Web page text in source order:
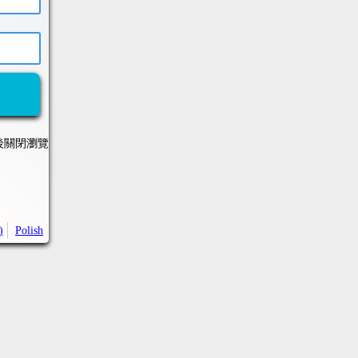
關閉瀏覽
Polish